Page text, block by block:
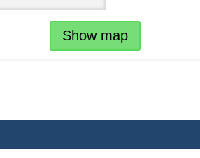
Show map